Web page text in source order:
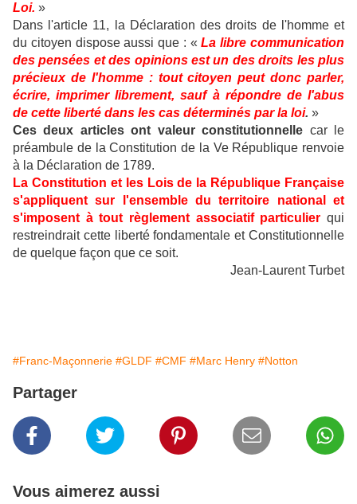
Loi. »
Dans l'article 11, la Déclaration des droits de l'homme et
du citoyen dispose aussi que : «La libre communication
des pensées et des opinions est un des droits les plus
précieux de l'homme : tout citoyen peut donc parler,
écrire, imprimer librement, sauf à répondre de l'abus
de cette liberté dans les cas déterminés par la loi. »
Ces deux articles ont valeur constitutionnelle car le
préambule de la Constitution de la Ve République renvoie
à la Déclaration de 1789.
La Constitution et les Lois de la République Française
s'appliquent sur l'ensemble du territoire national et
s'imposent à tout règlement associatif particulier qui
restreindrait cette liberté fondamentale et Constitutionnelle
de quelque façon que ce soit.
Jean-Laurent Turbet
#Franc-Maçonnerie #GLDF #CMF #Marc Henry #Notton
Partager
Vous aimerez aussi